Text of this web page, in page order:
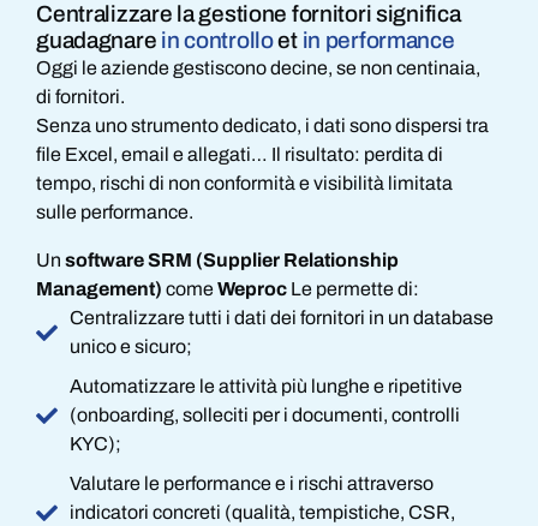
Centralizzare la gestione fornitori significa
guadagnare in controlloet in performance
Oggi le aziende gestiscono decine, se non centinaia,
di fornitori.
Senza uno strumento dedicato, i dati sono dispersi tra
file Excel, email e allegati… Il risultato: perdita di
tempo, rischi di non conformità e visibilità limitata
sulle performance.
Unsoftware SRM (Supplier Relationship
Management) comeWeproc Le permette di:
Centralizzare tutti i dati dei fornitori in un database
unico e sicuro;
Automatizzare le attività più lunghe e ripetitive
(onboarding, solleciti per i documenti, controlli
KYC);
Valutare le performance e i rischi attraverso
indicatori concreti (qualità, tempistiche, CSR,